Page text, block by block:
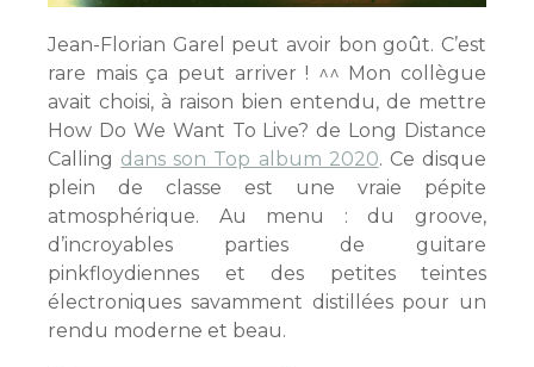
Jean-Florian Garel peut avoir bon goût. C’est
rare mais ça peut arriver ! ^^ Mon collègue
avait choisi, à raison bien entendu, de mettre
How Do We Want To Live? de Long Distance
Calling dans son Top album 2020. Ce disque
plein de classe est une vraie pépite
atmosphérique. Au menu : du groove,
d’incroyables parties de guitare
pinkfloydiennes et des petites teintes
électroniques savamment distillées pour un
rendu moderne et beau.